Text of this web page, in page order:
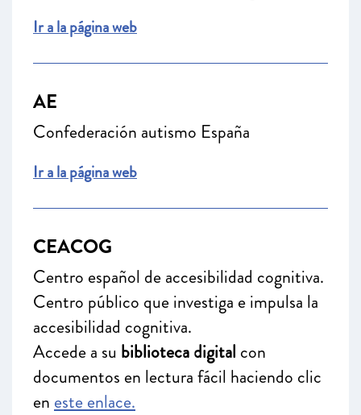
Ir a la página web
AE
Confederación autismo España
Ir a la página web
CEACOG
Centro español de accesibilidad cognitiva.
Centro público que investiga e impulsa la
accesibilidad cognitiva.
Accede a su biblioteca digital con
documentos en lectura fácil haciendo clic
en este enlace.